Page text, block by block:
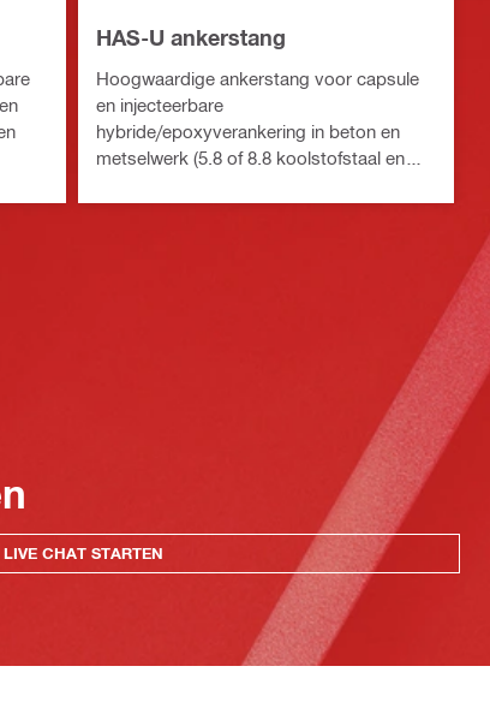
HAS-U ankerstang
Hoogwaardige ankerstang voor capsule
en injecteerbare
hybride/epoxyverankering in beton en
metselwerk (5.8 of 8.8 koolstofstaal en
LIVE CHAT STARTEN